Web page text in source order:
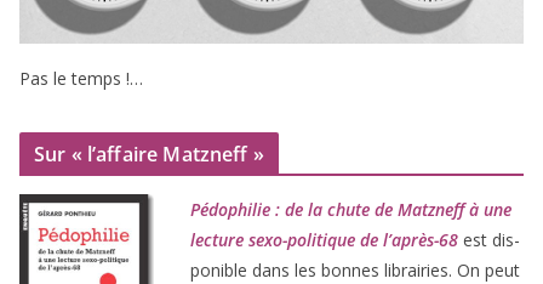
Pas le temps !…
Sur « l’affaire Matzneff »
Pédophilie : de la chute de Matzneff à une
lec­ture sexo-poli­tique de l’après-68 est dis­
po­nible dans les bonnes librai­ries. On peut